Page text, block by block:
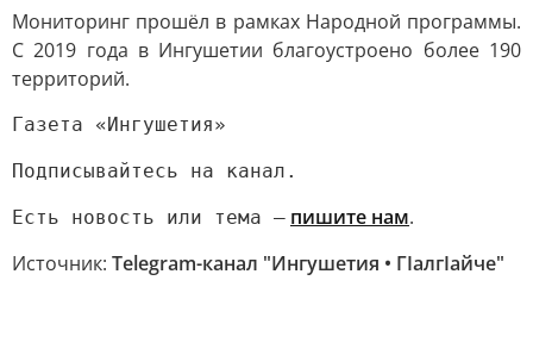
Мониторинг прошёл в рамках Народной программы.
С 2019 года в Ингушетии благоустроено более 190
территорий.
Газета «Ингушетия»
Подписывайтесь на канал.
Есть новость или тема — пишите нам.
Источник: Telegram-канал "Ингушетия • ГIалгIайче"